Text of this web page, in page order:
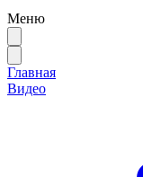
Меню
Главная
Видео